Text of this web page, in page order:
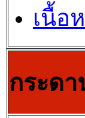
เนื้อ
กระด